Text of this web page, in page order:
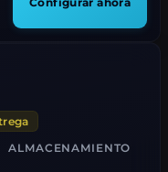
ALMACENAMIENTO